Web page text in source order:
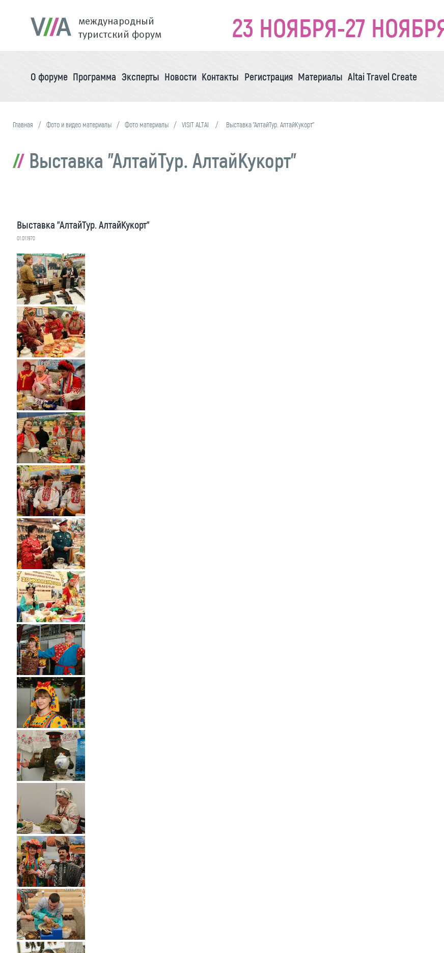
международный
туристский форум
23 НОЯБРЯ-27
О форуме Программа Эксперты Новости Контакты Регистрация Материалы Altai Travel Create
Главная Фото и видео материалы Фото материалы VISIT ALTAI Выставка "АлтайТур. АлтайКукорт"
Выставка "АлтайТур. АлтайКукорт"
Выставка "АлтайТур. АлтайКукорт"
01.01.1970